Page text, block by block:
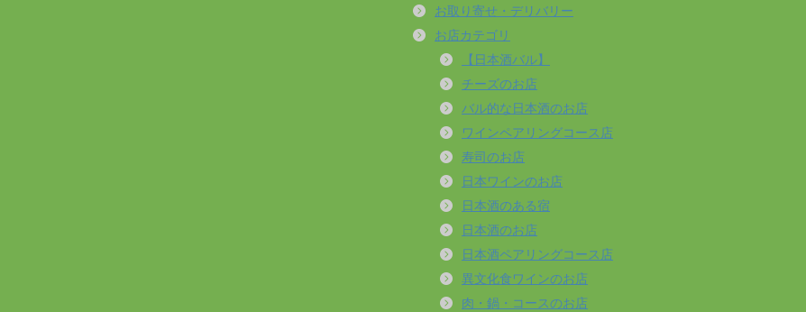
お取り寄せ・デリバリー
お店カテゴリ
【日本酒バル】
チーズのお店
バル的な日本酒のお店
ワインペアリングコース店
寿司のお店
日本ワインのお店
日本酒のある宿
日本酒のお店
日本酒ペアリングコース店
異文化食ワインのお店
肉・鍋・コースのお店